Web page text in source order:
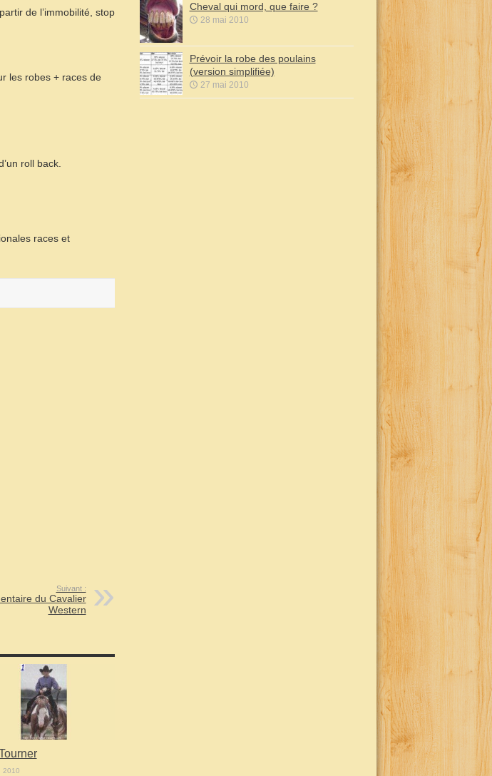
de l’immobilité, stop
les robes + races de
roll back.
races et
Suivant :
du Cavalier
Western
2010
Cheval qui mord, que faire ?
28 mai 2010
Prévoir la robe des poulains
(version simplifiée)
27 mai 2010